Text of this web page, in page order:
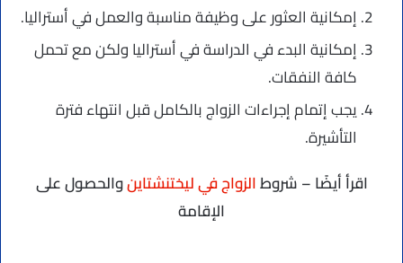
إمكانية العثور على وظيفة مناسبة والعمل في أستراليا.
إمكانية البدء في الدراسة في أستراليا ولكن مع تحمل
كافة النفقات.
يجب إتمام إجراءات الزواج بالكامل قبل انتهاء فترة
التأشيرة.
اقرأ أيضًا – شروطالزواج في ليختنشتاينوالحصول على
الإقامة